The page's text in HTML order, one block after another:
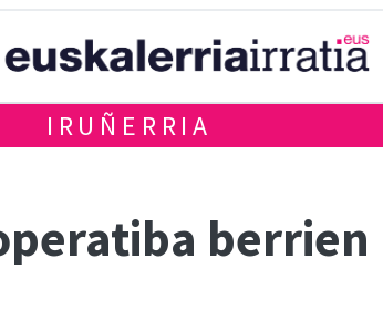
IRUÑERRIA